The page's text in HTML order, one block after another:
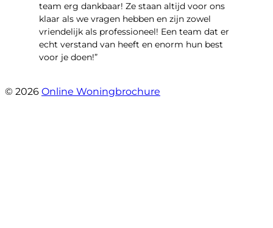
team erg dankbaar! Ze staan altijd voor ons
klaar als we vragen hebben en zijn zowel
vriendelijk als professioneel! Een team dat er
echt verstand van heeft en enorm hun best
voor je doen!”
© 2026 Online Woningbrochure